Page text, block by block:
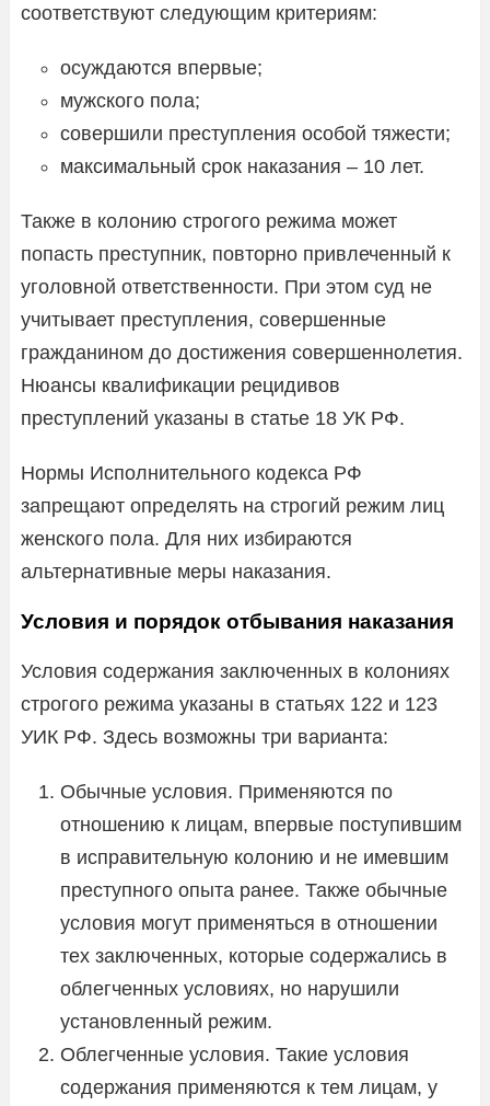
соответствуют следующим критериям:
осуждаются впервые;
мужского пола;
совершили преступления особой тяжести;
максимальный срок наказания – 10 лет.
Также в колонию строгого режима может
попасть преступник, повторно привлеченный к
уголовной ответственности. При этом суд не
учитывает преступления, совершенные
гражданином до достижения совершеннолетия.
Нюансы квалификации рецидивов
преступлений указаны в статье 18 УК РФ.
Нормы Исполнительного кодекса РФ
запрещают определять на строгий режим лиц
женского пола. Для них избираются
альтернативные меры наказания.
Условия и порядок отбывания наказания
Условия содержания заключенных в колониях
строгого режима указаны в статьях 122 и 123
УИК РФ. Здесь возможны три варианта:
Обычные условия. Применяются по
отношению к лицам, впервые поступившим
в исправительную колонию и не имевшим
преступного опыта ранее. Также обычные
условия могут применяться в отношении
тех заключенных, которые содержались в
облегченных условиях, но нарушили
установленный режим.
Облегченные условия. Такие условия
содержания применяются к тем лицам, у